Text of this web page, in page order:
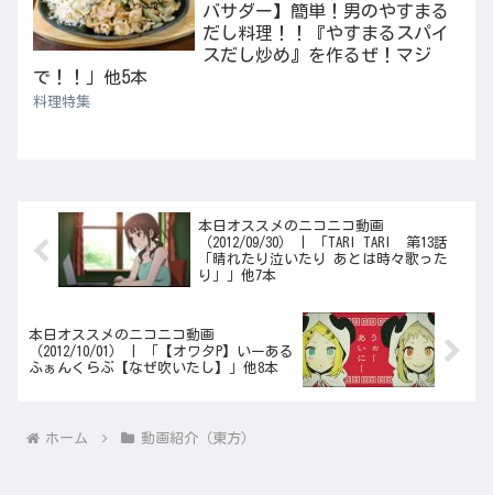
バサダー】簡単！男のやすまる
だし料理！！『やすまるスパイ
スだし炒め』を作るぜ！マジ
で！！」他5本
料理特集
本日オススメのニコニコ動画
（2012/09/30） | 「TARI TARI 第13話
「晴れたり泣いたり あとは時々歌った
り」」他7本
本日オススメのニコニコ動画
（2012/10/01） | 「【オワタP】いーある
ふぁんくらぶ【なぜ吹いたし】」他8本
ホーム 動画紹介（東方）